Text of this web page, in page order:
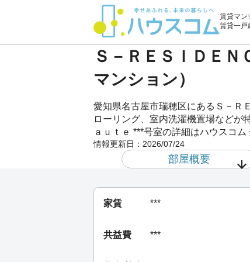
賃貸マン
賃貸一戸
Ｓ－ＲＥＳＩＤＥ
マンション）
愛知県名古屋市瑞穂区にあるＳ－Ｒ
ローリング、室内洗濯機置場などが
ａｕｔｅ ***号室の詳細はハウスコ
情報更新日： 2026/07/24
部屋概要
家賃 ***
共益費 ***